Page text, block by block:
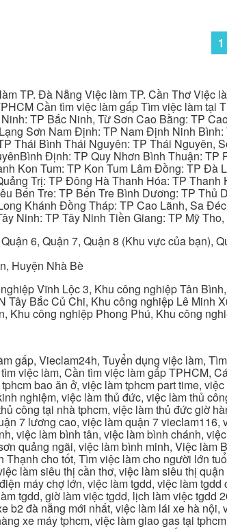
1
TP. Đà Nẵng Việc làm TP. Cần Thơ
Cần tìm việc làm gấp Tìm việc làm
TP Bắc Ninh, Từ Sơn Cao Bằng: TP
Sơn Nam Định: TP Nam Định Ninh
Thái Bình Thái Nguyên: TP Thái Nguyên,
Định: TP Quy Nhơn Bình Thuận:
Kon Tum: TP Kon Tum Lâm Đồng: TP
Trị: TP Đông Hà Thanh Hóa: TP
Bến Tre: TP Bến Tre Bình Dương: TP
Khánh Đồng Tháp: TP Cao Lãnh, Sa
Ninh: TP Tây Ninh Tiền Giang: TP Mỹ
6, Quận 7, Quận 8 (Khu vực của bạn),
Huyện Nhà Bè
Vĩnh Lộc 3, Khu công nghiệp Tân
Bắc Củ Chi, Khu công nghiệp Lê Minh
Khu công nghiệp Phong Phú, Khu công
gấp, Vieclam24h, Tuyển dụng việc làm,
việc làm, Cần tìm việc làm gấp TPHCM,
bao ăn ở, việc làm tphcm part time,
nghiệm, việc làm thủ đức, việc làm thủ
công tại nhà tphcm, việc làm thủ đức giờ
7 lương cao, việc làm quận 7
việc làm bình tân, việc làm bình chánh,
quảng ngãi, việc làm bình minh, Việc
cho tốt, Tìm việc làm cho người lớn
làm siêu thị cần thơ, việc làm siêu thị
máy chợ lớn, việc làm tgdd, việc làm
tgdd, giờ làm việc tgdd, lịch làm việc
b2 đà nẵng mới nhất, việc làm lái xe hà
xe máy tphcm, việc làm giao gas tại